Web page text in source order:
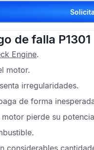
de falla P1301
Engine.
motor.
irregularidades.
de forma
pierde su
considerables